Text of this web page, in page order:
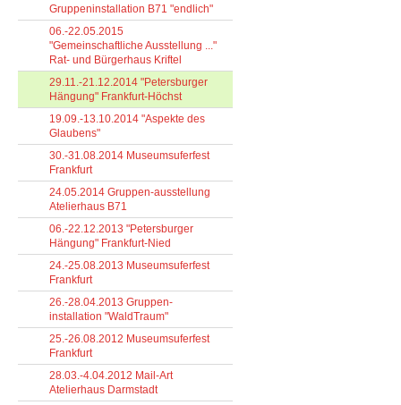
Gruppeninstallation B71 "endlich"
06.-22.05.2015
"Gemeinschaftliche Ausstellung ..."
Rat- und Bürgerhaus Kriftel
29.11.-21.12.2014 "Petersburger
Hängung" Frankfurt-Höchst
19.09.-13.10.2014 "Aspekte des
Glaubens"
30.-31.08.2014 Museumsuferfest
Frankfurt
24.05.2014 Gruppen-ausstellung
Atelierhaus B71
06.-22.12.2013 "Petersburger
Hängung" Frankfurt-Nied
24.-25.08.2013 Museumsuferfest
Frankfurt
26.-28.04.2013 Gruppen-
installation "WaldTraum"
25.-26.08.2012 Museumsuferfest
Frankfurt
28.03.-4.04.2012 Mail-Art
Atelierhaus Darmstadt